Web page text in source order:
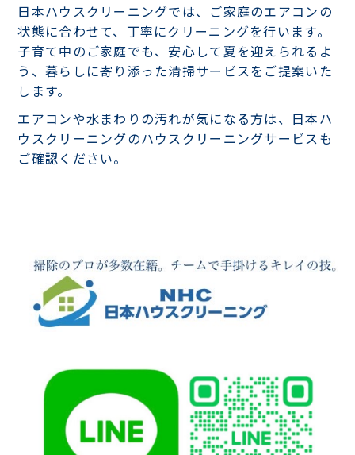
日本ハウスクリーニングでは、ご家庭のエアコンの
状態に合わせて、丁寧にクリーニングを行います。
子育て中のご家庭でも、安心して夏を迎えられるよ
う、暮らしに寄り添った清掃サービスをご提案いた
します。
エアコンや水まわりの汚れが気になる方は、日本ハ
ウスクリーニングのハウスクリーニングサービスも
ご確認ください。